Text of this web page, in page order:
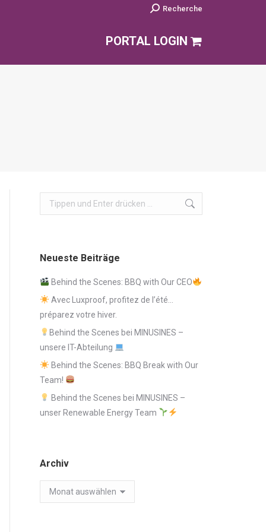
Search:Recherche
PORTAL LOGIN
Search:
Neueste Beiträge
Behind the Scenes: BBQ with Our CEO
Avec Luxproof, profitez de l’été…
préparez votre hiver.
Behind the Scenes bei MINUSINES –
unsere IT-Abteilung
Behind the Scenes: BBQ Break with Our
Team!
Behind the Scenes bei MINUSINES –
unser Renewable Energy Team
Archiv
Archiv